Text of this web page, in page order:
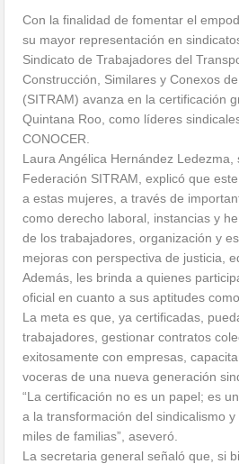
Con la finalidad de fomentar el
su mayor representación en
Sindicato de Trabajadores del
Construcción, Similares y Conexos
(SITRAM) avanza en la certificación
Quintana Roo, como líderes
CONOCER.
Laura Angélica Hernández
Federación SITRAM, explicó que
a estas mujeres, a través de
como derecho laboral, instancias y
de los trabajadores, organización y
mejoras con perspectiva de justicia,
Además, les brinda a quienes
oficial en cuanto a sus aptitudes
La meta es que, ya certificadas,
trabajadores, gestionar contratos
exitosamente con empresas,
voceras de una nueva generación
“La certificación no es un papel; es
a la transformación del sindicalismo
miles de familias”, aseveró.
La secretaria general señaló que, si